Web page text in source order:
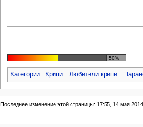
50%
Категории: Крипи Любители крипи
Последнее изменение этой страницы: 17:55, 14 мая